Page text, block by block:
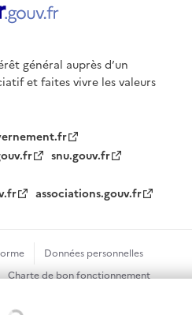
général auprès d’un
et faites vivre les valeurs
snu.gouv.fr
associations.gouv.fr
Données personnelles
Charte de bon fonctionnement